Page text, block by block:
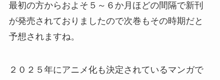
最初の方からおよそ５～６か月ほどの間隔で新刊
が発売されておりましたので次巻もその時期だと
予想されますね。
２０２５年にアニメ化も決定されているマンガで